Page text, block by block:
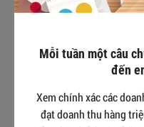
#11
Tiến
Mỗi tuần một câu
đến
Xem chính xác các
đạt doanh thu hàng